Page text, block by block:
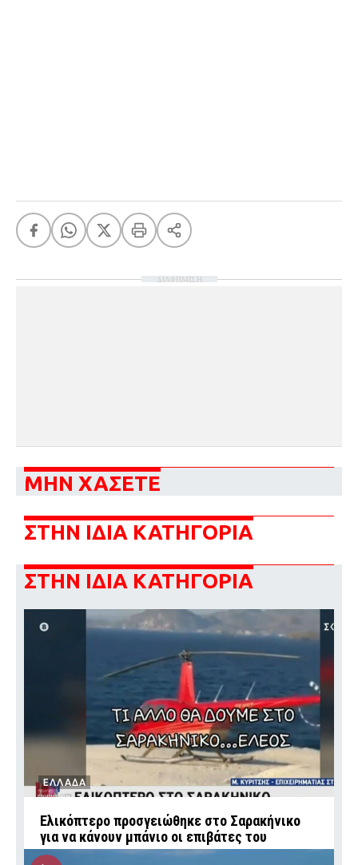
ΔΙΑΦΗΜΙΣΗ
ΜΗΝ ΧΑΣΕΤΕ
ΣΤΗΝ ΙΔΙΑ ΚΑΤΗΓΟΡΙΑ
ΣΤΗΝ ΙΔΙΑ ΚΑΤΗΓΟΡΙΑ
ΕΛΛΑΔΑ
Ελικόπτερο προσγειώθηκε στο Σαρακήνικο
για να κάνουν μπάνιο οι επιβάτες του